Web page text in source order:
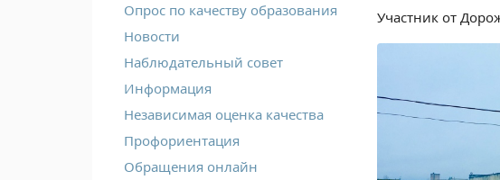
Опрос по качеству образования
Новости
Наблюдательный совет
Информация
Независимая оценка качества
Профориентация
Обращения онлайн
Участник от